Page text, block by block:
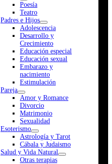
Poesía
Teatro
Padres e Hijos
Adolescencia
Desarrollo y
Crecimiento
Educación especial
Educación sexual
Embarazo y
nacimiento
Estimulación
Pareja
Amor y Romance
Divorcio
Matrimonio
Sexualidad
Esoterismo
Astrología y Tarot
Cábala y Judaismo
Salud y Vida Natural
Otras terapias